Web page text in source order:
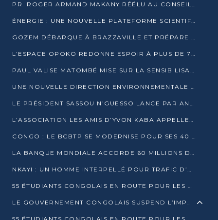
PR. ROGER ARMAND MAKANY RÉÉLU AU CONSEIL DE L’AUF
ÉNERGIE : UNE NOUVELLE PLATEFORME SCIENTIFIQUE POUR LA TRANSITION ÉNERGÉTIQUE EN AFRIQUE CENTRALE
GOZEM DÉBARQUE À BRAZZAVILLE ET PRÉPARE SON ARRIVÉE À POINTE-NOIRE
L’ESPACE OPOKO REDONNE ESPOIR À PLUS DE 775 ÉLÈVES AUTOCHTONES DANS LE NORD DU CONGO
PAUL VALISE MATOMBÉ MISE SUR LA SENSIBILISATION POUR ÉRAQUER LE GRAND BANDITISME
UNE NOUVELLE DIRECTION ENVIRONNEMENTALE POUR RENFORCER LA GESTION DES DONNÉES AU CONGO
LE PRÉSIDENT SASSOU N’GUESSO LANCE PAR ANTICIPATION LA 39ÈME JOURNÉE NATIONALE DE L’ARBRE
L’ASSOCIATION LES AMIS D’YVON KABA APPELLENT DENIS SASSOU N’GUESSO À SE PORTER CANDIDAT
CONGO : LE BCBTP SE MODERNISE POUR SES 40 ANS D’EXISTENCE
LA BANQUE MONDIALE ACCORDE 60 MILLIONS DE DOLLARS POUR LA RÉSILIENCE URBAINE AU CONGO
NKAYI : UN HOMME INTERPELLÉ POUR TRAFIC D’UN BÉBÉ CHIMPANZÉ
55 ÉTUDIANTS CONGOLAIS EN ROUTE POUR LES UNIVERSITÉS ALGÉRIENNES
LE GOUVERNEMENT CONGOLAIS SUSPEND L’IMPORTATION DES MACHETTES ET DES MOTOS